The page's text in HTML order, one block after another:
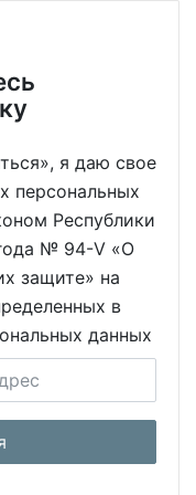
я даю свое
персональных
Республики
№ 94-V «О
защите» на
в
данных